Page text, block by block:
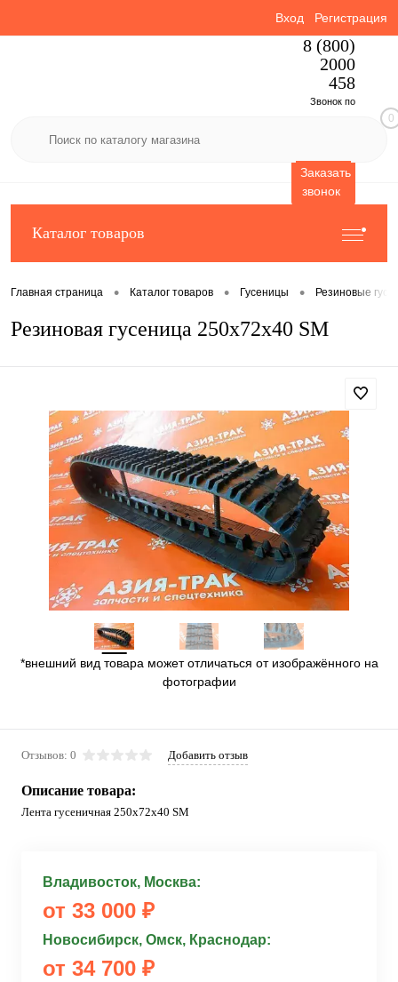
Вход Регистрация
8 (800)
2000
458
Звонок по
Заказать
звонок
0
Каталог товаров
Главная страница • Каталог товаров • Гусеницы • Резиновые
Резиновая гусеница 250x72x40 SM
*внешний вид товара может отличаться от изображённого на
фотографии
Отзывов: 0 Добавить отзыв
Описание товара:
Лента гусеничная 250x72x40 SM
Владивосток, Москва:
от 33 000 ₽
Новосибирск, Омск, Краснодар:
от 34 700 ₽